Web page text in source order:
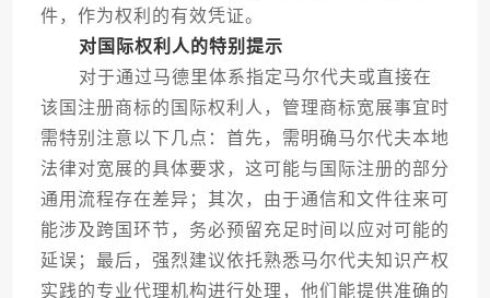
件，作为权利的有效凭证。
对国际权利人的特别提示
对于通过马德里体系指定马尔代夫或直接在
该国注册商标的国际权利人，管理商标宽展事宜时
需特别注意以下几点：首先，需明确马尔代夫本地
法律对宽展的具体要求，这可能与国际注册的部分
通用流程存在差异；其次，由于通信和文件往来可
能涉及跨国环节，务必预留充足时间以应对可能的
延误；最后，强烈建议依托熟悉马尔代夫知识产权
实践的专业代理机构进行处理，他们能提供准确的